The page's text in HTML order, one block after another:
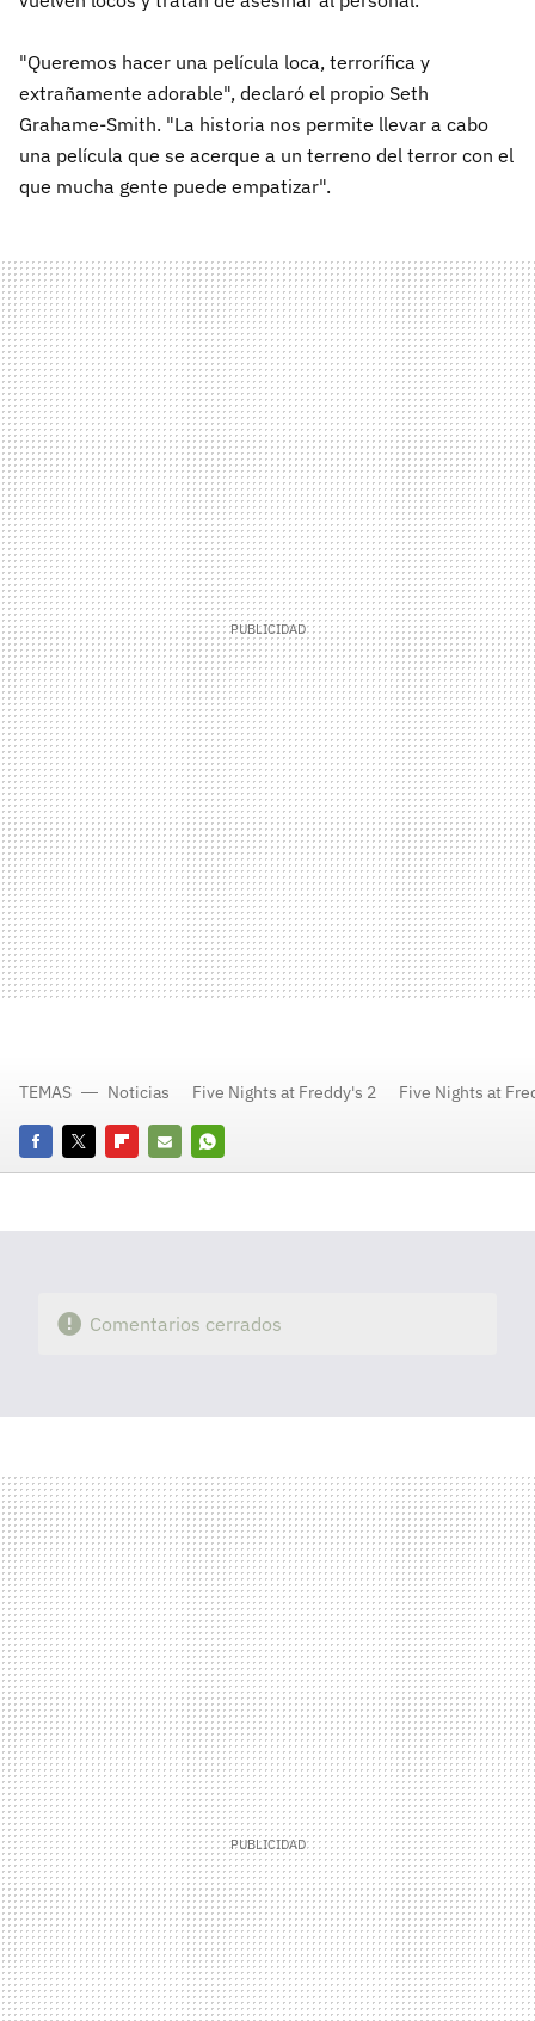
"Queremos hacer una película loca, terrorífica y
extrañamente adorable", declaró el propio Seth
Grahame-Smith. "La historia nos permite llevar a cabo
una película que se acerque a un terreno del terror con el
que mucha gente puede empatizar".
FacebookTwitterFlipboard
E-
Whatsapp
TEMAS Noticias Five Nights at Freddy's 2 Five Nights at
Comentarios cerrados